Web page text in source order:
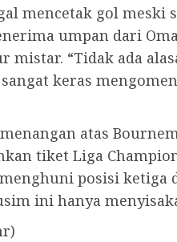
mencetak gol meski
umpan dari
mistar. “Tidak ada
keras
atas
tiket Liga
posisi ketiga
ini hanya